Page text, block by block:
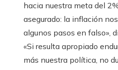
hacia nuestra meta del
asegurado: la inflación
algunos pasos en falso»,
«Si resulta apropiado
más nuestra política, no